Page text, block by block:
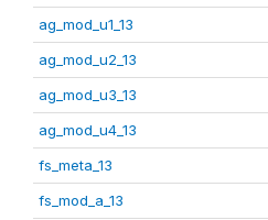
ag_mod_u1_13
ag_mod_u2_13
ag_mod_u3_13
ag_mod_u4_13
fs_meta_13
fs_mod_a_13